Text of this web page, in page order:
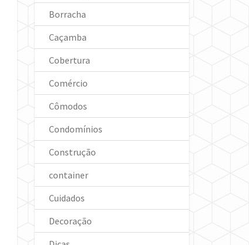
Borracha
Caçamba
Cobertura
Comércio
Cômodos
Condomínios
Construção
container
Cuidados
Decoração